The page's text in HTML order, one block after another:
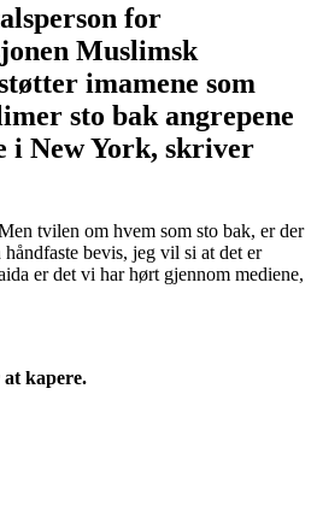
for
Muslimsk
imamene som
sto bak angrepene
i New York, skriver
tvilen om hvem som sto bak, er der
bevis, jeg vil si at det er
er det vi har hørt gjennom mediene,
kapere.